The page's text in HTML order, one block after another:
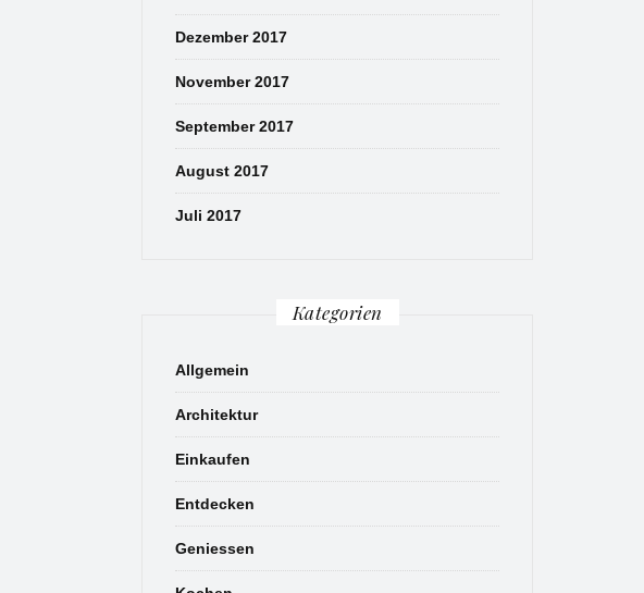
Dezember 2017
November 2017
September 2017
August 2017
Juli 2017
Kategorien
Allgemein
Architektur
Einkaufen
Entdecken
Geniessen